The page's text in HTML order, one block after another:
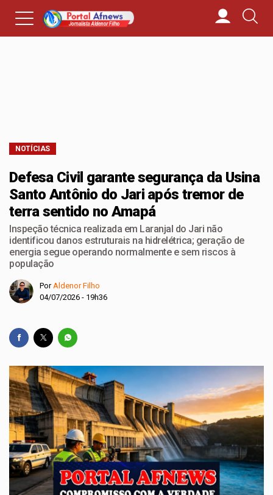
NOTÍCIAS
Defesa Civil garante segurança da Usina
Santo Antônio do Jari após tremor de
terra sentido no Amapá
Inspeção técnica realizada em Laranjal do Jari não
identificou danos estruturais na hidrelétrica; geração de
energia segue operando normalmente e sem riscos à
população
PorAldenor Filho
04/07/2026 - 19h36